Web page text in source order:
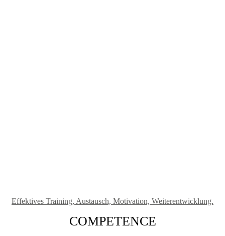
Effektives Training, Austausch, Motivation, Weiterentwicklung.
COMPETENCE